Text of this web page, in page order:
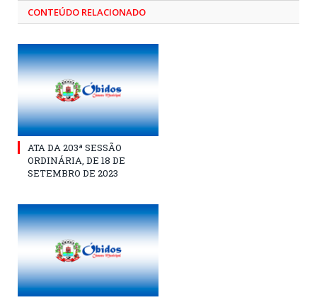
CONTEÚDO RELACIONADO
ATA DA 203ª SESSÃO
ORDINÁRIA, DE 18 DE
SETEMBRO DE 2023